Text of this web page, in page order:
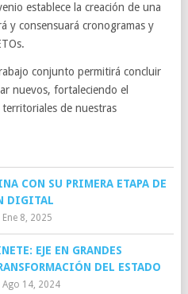
establece la creación de una
y consensuará cronogramas y
conjunto permitirá concluir
nuevos, fortaleciendo el
de nuestras
CON SU PRIMERA ETAPA DE
DIGITAL
Ene 8, 2025
EJE EN GRANDES
DEL ESTADO
Ago 14, 2024